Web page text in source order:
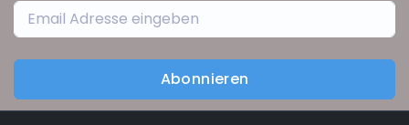
Abonnieren